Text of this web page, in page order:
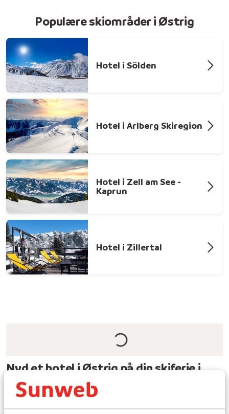
Populære skiområder i Østrig
Hotel i Sölden
Hotel i Arlberg Skiregion
Hotel i Zell am See -
Kaprun
Hotel i Zillertal
Nyd et hotel i Østrig på din skiferie i
Alperne